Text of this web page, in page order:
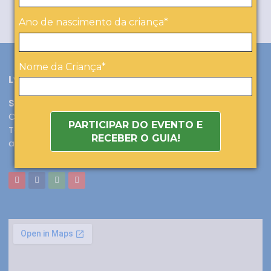
Ano de nascimento da criança*
Nome da Criança*
PARTICIPAR DO EVENTO E
RECEBER O GUIA!
Lycée Français François Mitterrand
SHIS QI 21 BLOCO D | LAGO SUL
CEP 71655-580 Brasília, DF | BRESIL
Tél. : (55 61) 3246-9763
accueil@lyceefrancaisbrasilia.com